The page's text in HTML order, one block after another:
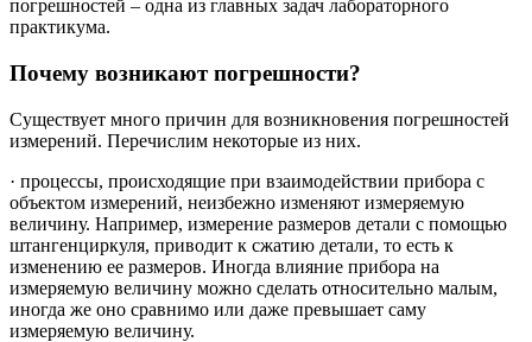
погрешностей – одна из главных задач лабораторного
практикума.
Почему возникают погрешности?
Существует много причин для возникновения погрешностей
измерений. Перечислим некоторые из них.
· процессы, происходящие при взаимодействии прибора с
объектом измерений, неизбежно изменяют измеряемую
величину. Например, измерение размеров детали с помощью
штангенциркуля, приводит к сжатию детали, то есть к
изменению ее размеров. Иногда влияние прибора на
измеряемую величину можно сделать относительно малым,
иногда же оно сравнимо или даже превышает саму
измеряемую величину.